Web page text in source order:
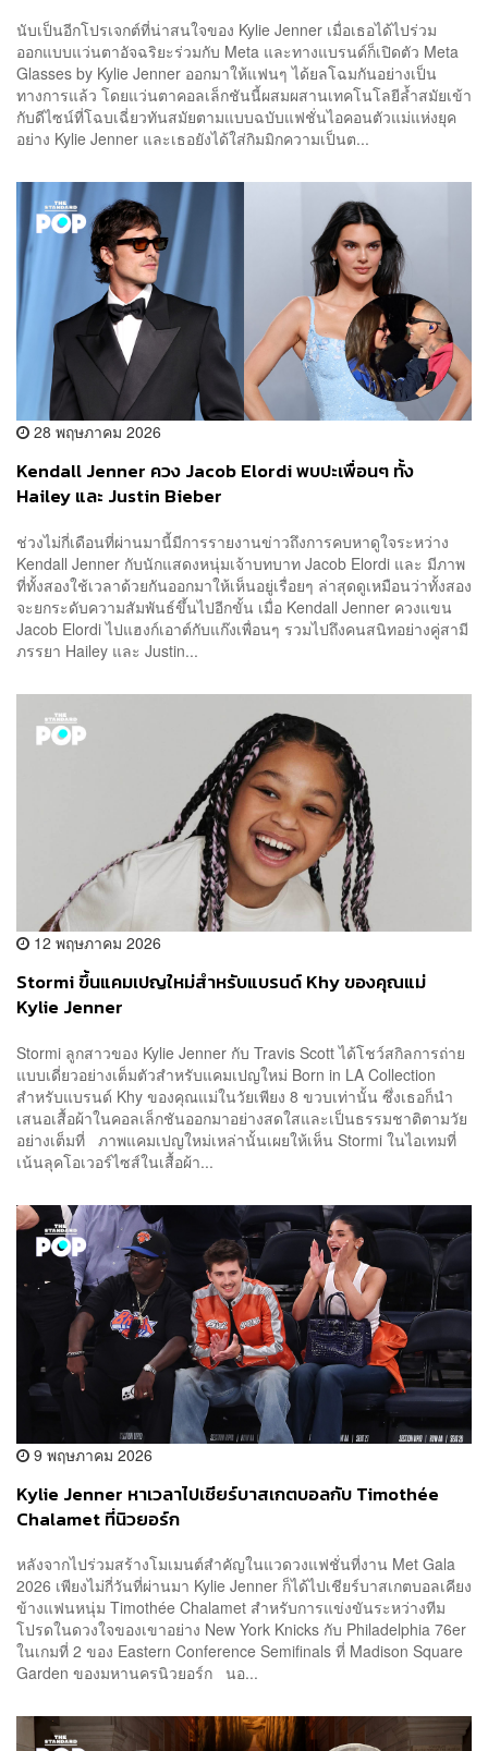
นับเป็นอีกโปรเจกต์ที่น่าสนใจของ Kylie Jenner เมื่อเธอได้ไปร่วม
ออกแบบแว่นตาอัจฉริยะร่วมกับ Meta และทางแบรนด์ก็เปิดตัว Meta
Glasses by Kylie Jenner ออกมาให้แฟนๆ ได้ยลโฉมกันอย่างเป็น
ทางการแล้ว โดยแว่นตาคอลเล็กชันนี้ผสมผสานเทคโนโลยีล้ำสมัยเข้า
กับดีไซน์ที่โฉบเฉี่ยวทันสมัยตามแบบฉบับแฟชั่นไอคอนตัวแม่แห่งยุค
อย่าง Kylie Jenner และเธอยังได้ใส่กิมมิกความเป็นต...
28 พฤษภาคม 2026
Kendall Jenner ควง Jacob Elordi พบปะเพื่อนๆ ทั้ง
Hailey และ Justin Bieber
ช่วงไม่กี่เดือนที่ผ่านมานี้มีการรายงานข่าวถึงการคบหาดูใจระหว่าง
Kendall Jenner กับนักแสดงหนุ่มเจ้าบทบาท Jacob Elordi และ มีภาพ
ที่ทั้งสองใช้เวลาด้วยกันออกมาให้เห็นอยู่เรื่อยๆ ล่าสุดดูเหมือนว่าทั้งสอง
จะยกระดับความสัมพันธ์ขึ้นไปอีกขั้น เมื่อ Kendall Jenner ควงแขน
Jacob Elordi ไปแฮงก์เอาต์กับแก๊งเพื่อนๆ รวมไปถึงคนสนิทอย่างคู่สามี
ภรรยา Hailey และ Justin...
12 พฤษภาคม 2026
Stormi ขึ้นแคมเปญใหม่สำหรับแบรนด์ Khy ของคุณแม่
Kylie Jenner
Stormi ลูกสาวของ Kylie Jenner กับ Travis Scott ได้โชว์สกิลการถ่าย
แบบเดี่ยวอย่างเต็มตัวสำหรับแคมเปญใหม่ Born in LA Collection
สำหรับแบรนด์ Khy ของคุณแม่ในวัยเพียง 8 ขวบเท่านั้น ซึ่งเธอก็นำ
เสนอเสื้อผ้าในคอลเล็กชันออกมาอย่างสดใสและเป็นธรรมชาติตามวัย
อย่างเต็มที่ ภาพแคมเปญใหม่เหล่านั้นเผยให้เห็น Stormi ในไอเทมที่
เน้นลุคโอเวอร์ไซส์ในเสื้อผ้า...
9 พฤษภาคม 2026
Kylie Jenner หาเวลาไปเชียร์บาสเกตบอลกับ Timothée
Chalamet ที่นิวยอร์ก
หลังจากไปร่วมสร้างโมเมนต์สำคัญในแวดวงแฟชั่นที่งาน Met Gala
2026 เพียงไม่กี่วันที่ผ่านมา Kylie Jenner ก็ได้ไปเชียร์บาสเกตบอลเคียง
ข้างแฟนหนุ่ม Timothée Chalamet สำหรับการแข่งขันระหว่างทีม
โปรดในดวงใจของเขาอย่าง New York Knicks กับ Philadelphia 76er
ในเกมที่ 2 ของ Eastern Conference Semifinals ที่ Madison Square
Garden ของมหานครนิวยอร์ก นอ...